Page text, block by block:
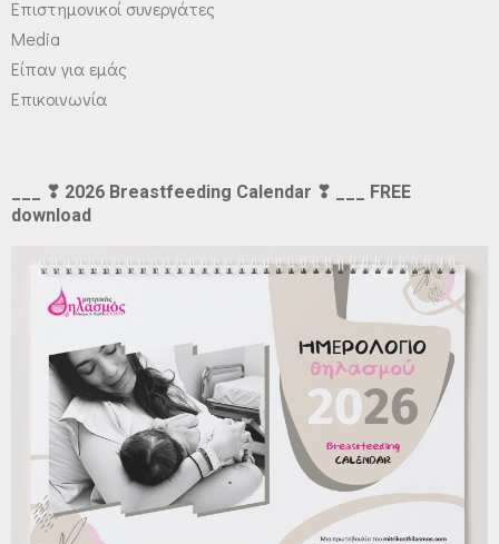
Επιστημονικοί συνεργάτες
Media
Είπαν για εμάς
Επικοινωνία
___ ❣ 2026 Breastfeeding Calendar ❣ ___ FREE
download